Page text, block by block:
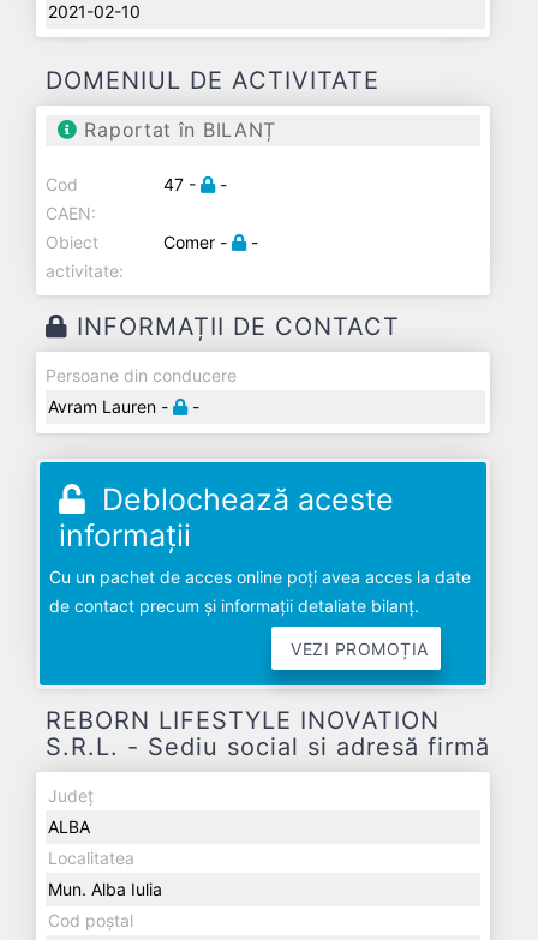
2021-02-10
DOMENIUL DE ACTIVITATE
Raportat în BILANȚ
Cod
CAEN:
47 - -
Obiect
activitate:
Comer - -
INFORMAȚII DE CONTACT
Persoane din conducere
Avram Lauren -
-
Deblochează aceste
informații
Cu un pachet de acces online poți avea acces la date
de contact precum și informații detaliate bilanț.
VEZI PROMOȚIA
REBORN LIFESTYLE INOVATION
S.R.L. - Sediu social si adresă firmă
Județ
ALBA
Localitatea
Mun. Alba Iulia
Cod poștal